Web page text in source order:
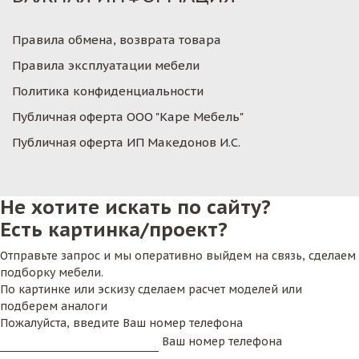
персоны. Для оформления банкетного зала мы тоже
что банкетные столы на 10 и более персон, а так же
фуршетные столы должны быть в белоснежной
скатерти в пол. Обязательным атрибутом такого
подставками для зонтов. Такие детали как вешалка
элементом является белоснежная штора из органзы,
которая моментально превращает кафе в уютный и
теплый уголок.
По углам кафе или в свободных его частях можно
расположить чудесный комод из белого дерева,
который будет сочетаться по текстуре со стульями.
На него можно поставить как шампанское в
Правила обмена, возврата товара
Правила эксплуатации мебели
Политика конфиденциальности
Публичная оферта ООО "Каре Мебель"
Публичная оферта ИП Македонов И.С.
Не хотите искать по сайту?
Есть картинка/проект?
Отправьте запрос и мы оперативно выйдем на связь, сделаем
подборку мебели.
По картинке или эскизу сделаем расчет моделей или
подберем аналоги
Пожалуйста, введите Ваш номер телефона
Ваш номер телефона